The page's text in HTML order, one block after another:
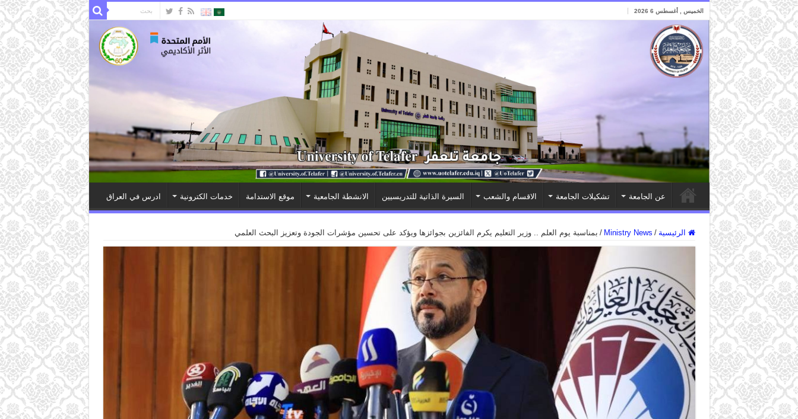
الخميس , أغسطس 6 2026
عن الجامعة تشكيلات الجامعة الاقسام والشعب السيرة الذاتية للتدريسيين الانشطة الجامعية موقع الاستدامة خدمات الكترونية ادرس في العراق
الرئيسية /
Ministry News
/ بمناسبة يوم العلم .. وزير التعليم يكرم الفائزين بجوائزها ويؤكد على تحسين مؤشرات الجودة وتعزيز البحث العلمي